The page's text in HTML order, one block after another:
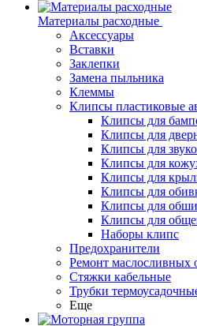
Материалы расходные
Аксессуары
Вставки
Заклепки
Замена пыльника
Клеммы
Клипсы пластиковые
Клипсы для
Клипсы для
Клипсы для
Клипсы для
Клипсы для
Клипсы для
Клипсы для
Клипсы для
Наборы клипс
Предохранители
Ремонт маслосливных
Стяжки кабельные
Трубки
Еще